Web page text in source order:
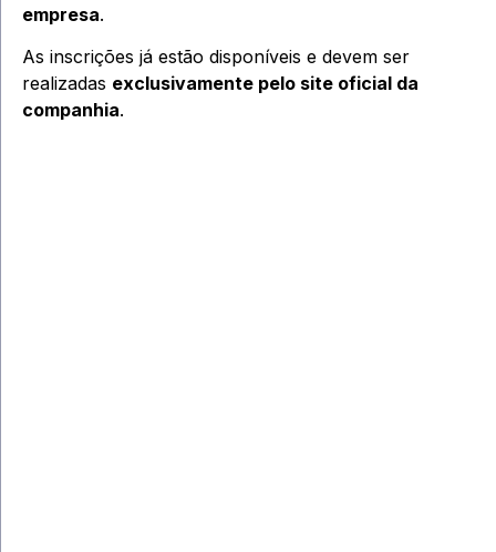
empresa.
As inscrições já estão disponíveis e devem ser
realizadas exclusivamente pelo site oficial da
companhia.